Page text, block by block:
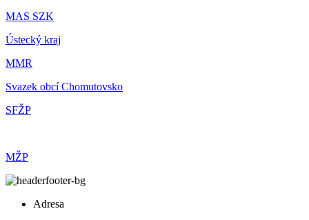
MAS SZK
Ústecký kraj
MMR
Svazek obcí Chomutovsko
SFŽP
MŽP
Adresa